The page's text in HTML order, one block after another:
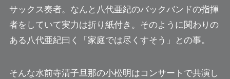
サックス奏者。 なんと八代亜紀のバックバンドの指揮
者をしていて実力は折り紙付き。 そのように関わりの
ある八代亜紀曰く「家庭では尽くすそう」との事。
そんな水前寺清子旦那の小松明はコンサートで共演し